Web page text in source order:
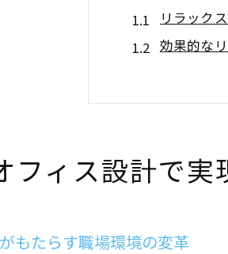
リラック
効果的な
社員の健
ストレス
快適な空
オフィス設計
心理的安
フィス設計で
もたらす職場環境の変革